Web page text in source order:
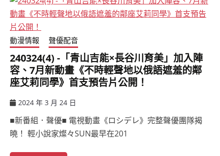
動漫情報 聲優配音
240324(4) -「青山吉能×長谷川育美」加入陣
容、7月新動畫《不時輕聲地以俄語遮羞的鄰
座艾莉同學》首支預告片公開！
2024 年 3 月 24 日
■新番組．聲優■ 電視動畫《ロシデレ》完整聲優團隊揭
曉！ 輕小說家燦々SUN最早在201